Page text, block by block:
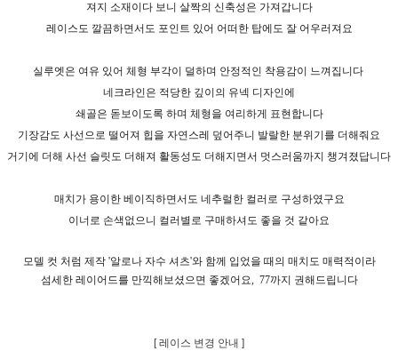
져지 소재이다 보니 살짝의 신축성은 가져갑니다
레이스도 깔끔하면서도 포인트 있어 어떠한 탑에도 잘 어우러져요
실루엣은 여유 있어 체형 부각이 덜하며 안정적인 착용감이 느껴집니다
네크라인은 적당한 깊이의 유넥 디자인에
쇄골은 돋보이도록 하며 체형을 여리하게 표현합니다
기장감도 사선으로 떨어져 힙을 자연스레 덮어주니 발랄한 분위기를 더해줘요
거기에 더해 사선 슬릿도 더해져 활동성도 더해지면서 멋스러움까지 챙겨졌답니다
매치가 용이한 베이직하면서도 네추럴한 컬러로 구성하였구요
이너로 손색없으니 컬러별로 구매하셔도 좋을 것 같아요
모델 컷 처럼 제작 '알로나 자수 셔츠'와 함께 입었을 때의 매치도 매력적이라
섬세한 레이어드를 만끽해보셨으면 좋겠어요, 77까지 권해드립니다
[ 레이스 변경 안내 ]